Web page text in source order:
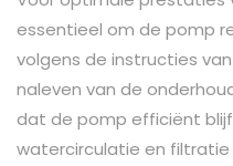
essentieel om de pomp
volgens de instructies
naleven van de
dat de pomp efficiënt
watercirculatie en filtratie